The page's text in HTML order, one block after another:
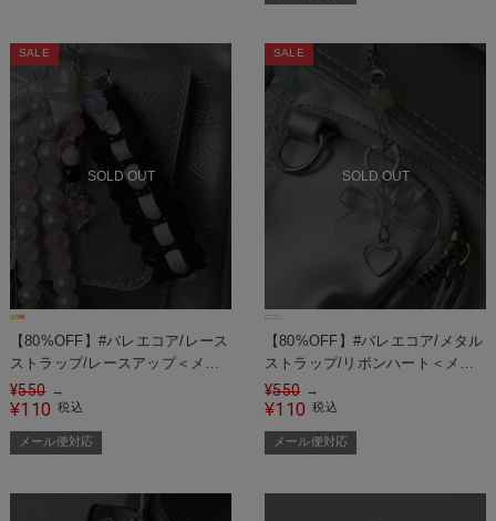
SOLD OUT
SALE
【80%OFF】#バレエコア/レース
ストラップ/レースアップ＜メー
ル便対応＞
¥550 →
¥110 税込
メール便対応
SOLD OUT
SALE
【80%OFF】#バレエコア/メタル
ストラップ/リボンハート＜メー
ル便対応＞
¥550 →
¥110 税込
メール便対応